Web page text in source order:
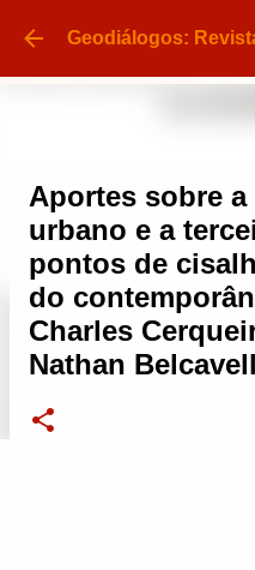
Pular para o
Aportes sobre
urbano e a
pontos de
do
Charles
Nathan